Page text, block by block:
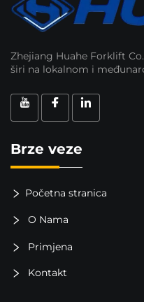
Zhejiang Huahe Forklift
širi na lokalnom i
Brze veze
Početna stranica
O Nama
Primjena
Kontakt